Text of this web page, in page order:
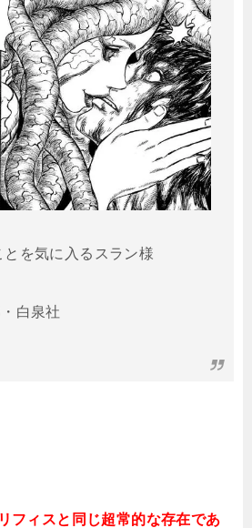
を気に入るスラン様
白泉社
フィスと同じ超常的な存在であ